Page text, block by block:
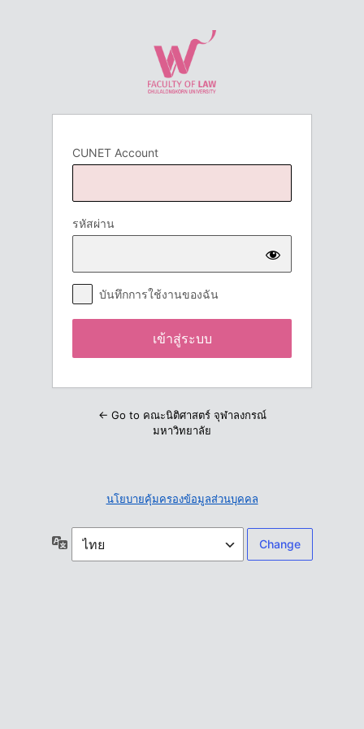
CUNET Account
รหัสผ่าน
บันทึกการใช้งานของฉัน
← Go to คณะนิติศาสตร์ จุฬาลงกรณ์
มหาวิทยาลัย
นโยบายคุ้มครองข้อมูลส่วนบุคคล
ภาษา